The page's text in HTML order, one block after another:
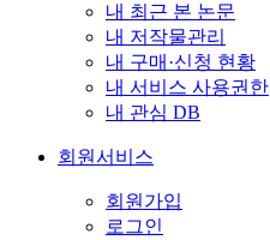
내 최근 본 논문
내 저작물관리
내 구매·신청 현황
내 서비스 사용권한
내 관심 DB
회원서비스
회원가입
로그인